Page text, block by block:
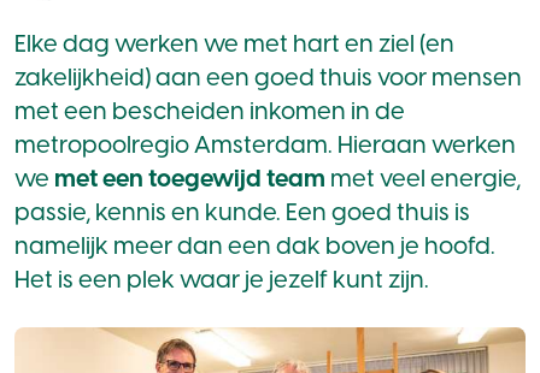
Elke dag werken we met hart en ziel (en
zakelijkheid) aan een goed thuis voor mensen
met een bescheiden inkomen in de
metropoolregio Amsterdam. Hieraan werken
we met een toegewijd team met veel energie,
passie, kennis en kunde. Een goed thuis is
namelijk meer dan een dak boven je hoofd.
Het is een plek waar je jezelf kunt zijn.